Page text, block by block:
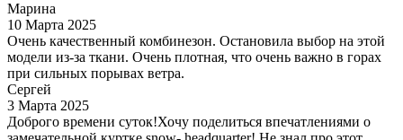
Марина
10 Марта 2025
Очень качественный комбинезон. Остановила выбор на этой
модели из-за ткани. Очень плотная, что очень важно в горах
при сильных порывах ветра.
Сергей
3 Марта 2025
Доброго времени суток!Хочу поделиться впечатлениями о